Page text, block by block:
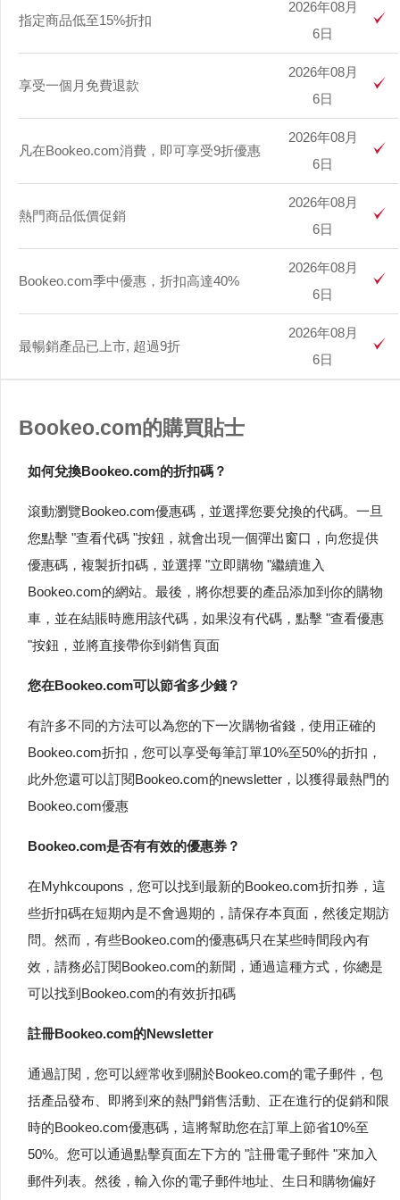
指定商品低至15%折扣
2026年08月
6日
享受一個月免費退款
2026年08月
6日
凡在Bookeo.com消費，即可享受9折優惠
2026年08月
6日
熱門商品低價促銷
2026年08月
6日
Bookeo.com季中優惠，折扣高達40%
2026年08月
6日
最暢銷產品已上市, 超過9折
2026年08月
6日
Bookeo.com的購買貼士
如何兌換Bookeo.com的折扣碼？
滾動瀏覽Bookeo.com優惠碼，並選擇您要兌換的代碼。一旦
您點擊 "查看代碼 "按鈕，就會出現一個彈出窗口，向您提供
優惠碼，複製折扣碼，並選擇 "立即購物 "繼續進入
Bookeo.com的網站。最後，將你想要的產品添加到你的購物
車，並在結賬時應用該代碼，如果沒有代碼，點擊 "查看優惠
"按鈕，並將直接帶你到銷售頁面
您在Bookeo.com可以節省多少錢？
有許多不同的方法可以為您的下一次購物省錢，使用正確的
Bookeo.com折扣，您可以享受每筆訂單10%至50%的折扣，
此外您還可以訂閱Bookeo.com的newsletter，以獲得最熱門的
Bookeo.com優惠
Bookeo.com是否有有效的優惠券？
在Myhkcoupons，您可以找到最新的Bookeo.com折扣券，這
些折扣碼在短期內是不會過期的，請保存本頁面，然後定期訪
問。然而，有些Bookeo.com的優惠碼只在某些時間段內有
效，請務必訂閱Bookeo.com的新聞，通過這種方式，你總是
可以找到Bookeo.com的有效折扣碼
註冊Bookeo.com的Newsletter
通過訂閱，您可以經常收到關於Bookeo.com的電子郵件，包
括產品發布、即將到來的熱門銷售活動、正在進行的促銷和限
時的Bookeo.com優惠碼，這將幫助您在訂單上節省10%至
50%。您可以通過點擊頁面左下方的 "註冊電子郵件 "來加入
郵件列表。然後，輸入你的電子郵件地址、生日和購物偏好